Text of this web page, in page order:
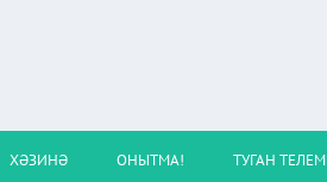
ХӘЗИНӘ ОНЫТМА! ТУГАН ТЕЛЕМ